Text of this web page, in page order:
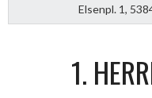
Elsenpl. 1,
1.